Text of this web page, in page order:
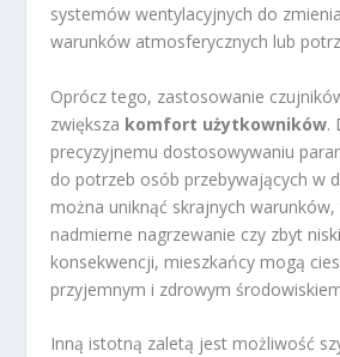
systemów wentylacyjnych do
warunków atmosferycznych lub
Oprócz tego, zastosowanie
zwiększa komfort użytkowników.
precyzyjnemu dostosowywaniu
do potrzeb osób przebywających w
można uniknąć skrajnych
nadmierne nagrzewanie czy zbyt
konsekwencji, mieszkańcy mogą
przyjemnym i zdrowym
Inną istotną zaletą jest możliwość